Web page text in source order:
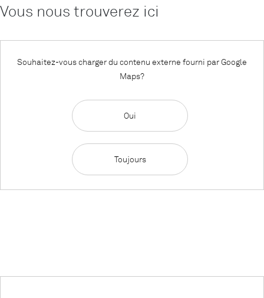
Vous nous trouverez ici
Souhaitez-vous charger du contenu externe fourni parGoogle
Maps?
Oui
Toujours